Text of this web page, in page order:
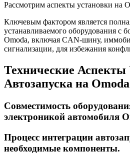
Рассмотрим аспекты установки на
Ключевым фактором является
устанавливаемого оборудования с
Omoda, включая CAN-шину,
сигнализации, для избежания
Технические Аспекты
Автозапуска на Omoda
Совместимость
электроникой автомобиля
Процесс интеграции
необходимые компоненты.